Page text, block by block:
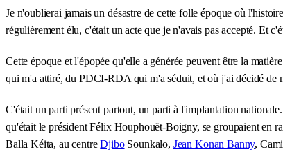
Je n'oublierai jamais un désastre de cette folle époque où
régulièrement élu, c'était un acte que je n'avais pas accepté. Et
Cette époque et l'épopée qu'elle a générée peuvent être la
qui m'a attiré, du PDCI-RDA qui m'a séduit, et où j'ai décidé de
C'était un parti présent partout, un parti à l'implantation
qu'était le président Félix Houphouët-Boigny, se groupaient en
Balla Kéita, au centreDjiboSounkalo, Jean Konan Banny,